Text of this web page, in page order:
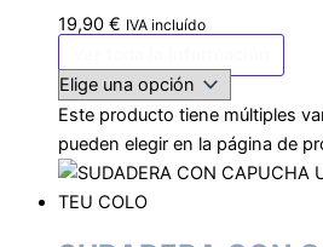
19,90 € IVA incluído
Este producto tiene múltiples
pueden elegir en la página de